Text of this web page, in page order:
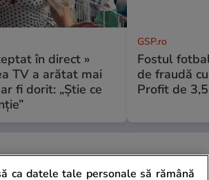
în direct »
TV a arătat mai
fi dorit: „Știe ce
GSP.ro
Fostul
de fraudă
Profit de
ca datele tale personale să rămână